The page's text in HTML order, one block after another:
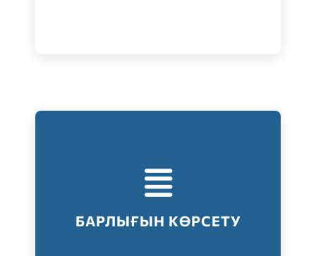
БАРЛЫҒЫН КӨРСЕТУ
Тестілеудің барлық түрлері
Барлығын көрсету